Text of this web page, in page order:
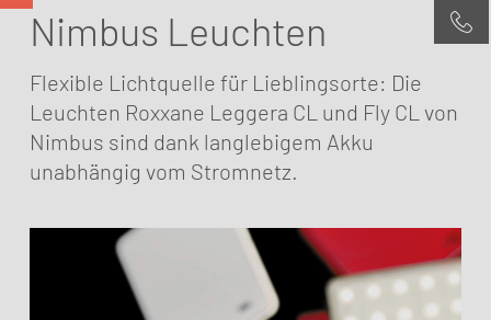
Nimbus Leuchten
Flexible Lichtquelle für Lieblingsorte: Die
Leuchten Roxxane Leggera CL und Fly CL von
Nimbus sind dank langlebigem Akku
unabhängig vom Stromnetz.